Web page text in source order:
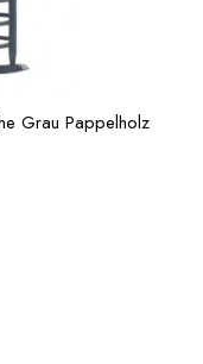
Grau Pappelholz